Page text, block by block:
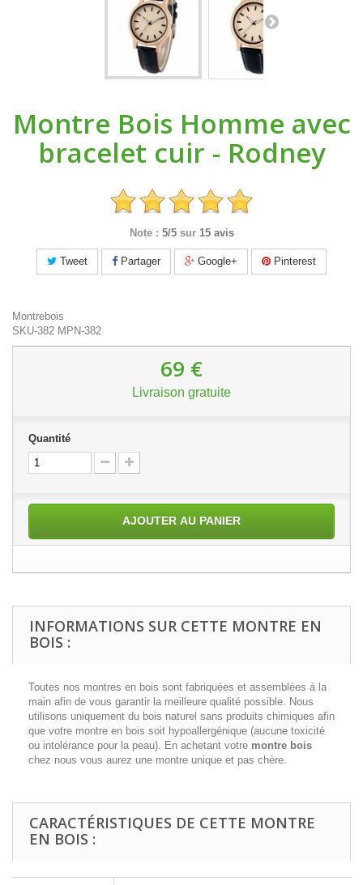
Montre Bois Homme avec
bracelet cuir - Rodney
Note : 5/5 sur 15 avis
Tweet Partager Google+ Pinterest
Montrebois
SKU-382 MPN-382
69 €
Livraison gratuite
Quantité
AJOUTER AU PANIER
INFORMATIONS SUR CETTE MONTRE EN
BOIS :
Toutes nos montres en bois sont fabriquées et assemblées à la
main afin de vous garantir la meilleure qualité possible. Nous
utilisons uniquement du bois naturel sans produits chimiques afin
que votre montre en bois soit hypoallergénique (aucune toxicité
ou intolérance pour la peau). En achetant votre montre bois
chez nous vous aurez une montre unique et pas chère.
CARACTÉRISTIQUES DE CETTE MONTRE
EN BOIS :